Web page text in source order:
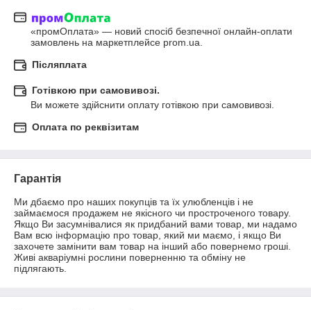
«промОплата» — новий спосіб безпечної онлайн-оплати
замовлень на маркетплейсе prom.ua.
Післяплата
Готівкою при самовивозі.
Ви можете здійснити оплату готівкою при самовивозі.
Оплата по реквізитам
Гарантія
Ми дбаємо про наших покупців та їх улюбленців і не
займаємося продажем не якісного чи простроченого товару.
Якщо Ви засумнівалися як придбаний вами товар, ми надамо
Вам всю інформацію про товар, який ми маємо, і якщо Ви
захочете замінити вам товар на інший або повернемо гроші.
Живі акваріумні рослини поверненню та обміну не
підлягають.